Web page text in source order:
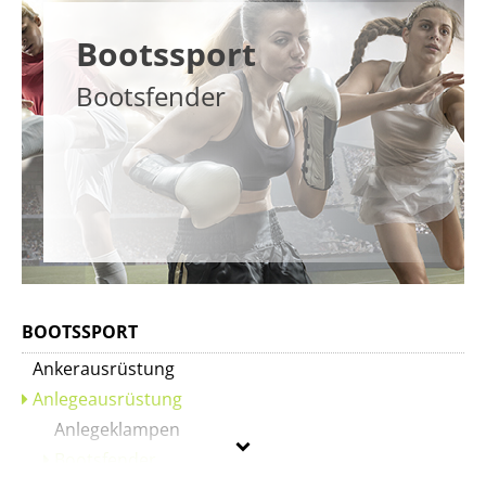
Bootssport
Bootsfender
BOOTSSPORT
Ankerausrüstung
Anlegeausrüstung
Anlegeklampen